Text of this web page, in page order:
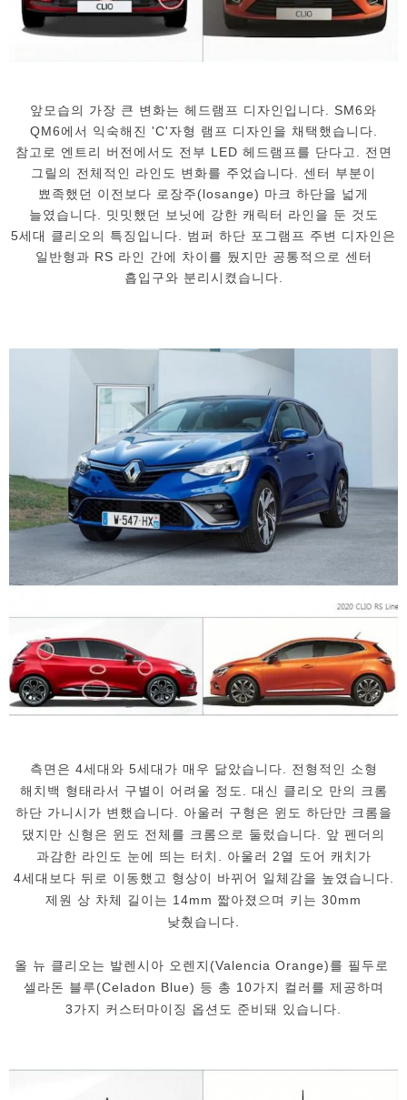
앞모습의 가장 큰 변화는 헤드램프 디자인입니다. SM6와
QM6에서 익숙해진 'C'자형 램프 디자인을 채택했습니다.
참고로 엔트리 버전에서도 전부 LED 헤드램프를 단다고. 전면
그릴의 전체적인 라인도 변화를 주었습니다. 센터 부분이
뾰족했던 이전보다 로장주(losange) 마크 하단을 넓게
늘였습니다. 밋밋했던 보닛에 강한 캐릭터 라인을 둔 것도
5세대 클리오의 특징입니다. 범퍼 하단 포그램프 주변 디자인은
일반형과 RS 라인 간에 차이를 뒀지만 공통적으로 센터
흡입구와 분리시켰습니다.
측면은 4세대와 5세대가 매우 닮았습니다. 전형적인 소형
해치백 형태라서 구별이 어려울 정도. 대신 클리오 만의 크롬
하단 가니시가 변했습니다. 아울러 구형은 윈도 하단만 크롬을
댔지만 신형은 윈도 전체를 크롬으로 둘렀습니다. 앞 펜더의
과감한 라인도 눈에 띄는 터치. 아울러 2열 도어 캐치가
4세대보다 뒤로 이동했고 형상이 바뀌어 일체감을 높였습니다.
제원 상 차체 길이는 14mm 짧아졌으며 키는 30mm
낮췄습니다.
올 뉴 클리오는 발렌시아 오렌지(Valencia Orange)를 필두로
셀라돈 블루(Celadon Blue) 등 총 10가지 컬러를 제공하며
3가지 커스터마이징 옵션도 준비돼 있습니다.